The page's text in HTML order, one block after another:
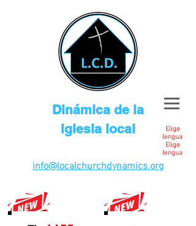
Dinámica de la
iglesia local
Elige
lengua
Elige
lengua
info@localchurchdynamics.org